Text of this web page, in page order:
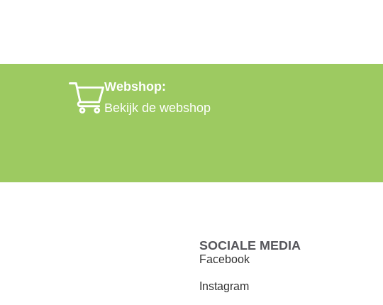
Webshop:
Bekijk de webshop
SOCIALE MEDIA
Facebook
Instagram